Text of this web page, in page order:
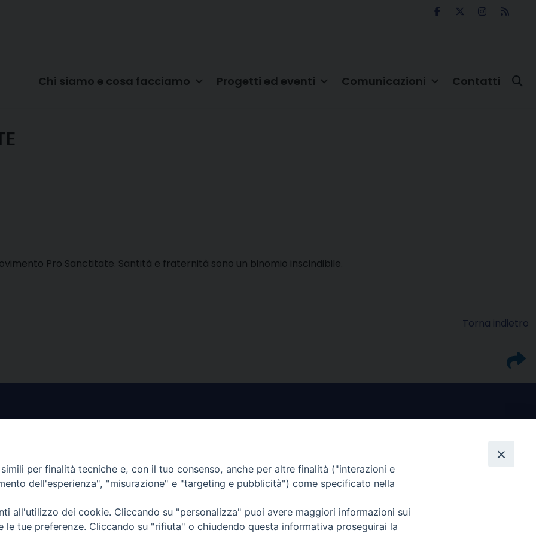
Chi siamo e cosa facciamo Progetti ed eventi Comunicazioni Contatti
Pro Sanctitate. Santità e fraternità sono un binomio inscindibile.
Torna indietro
per
famiglia il diritto di
I nostri PROGETTI
I SERVIZI che offriamo
I nostri social
per finalità tecniche e, con il tuo consenso, anche per altre finalità ("interazioni e
dell'esperienza", "misurazione" e "targeting e pubblicità") come specificato nella
all'utilizzo dei cookie. Cliccando su "personalizza" puoi avere maggiori informazioni sui
le tue preferenze. Cliccando su "rifiuta" o chiudendo questa informativa proseguirai la